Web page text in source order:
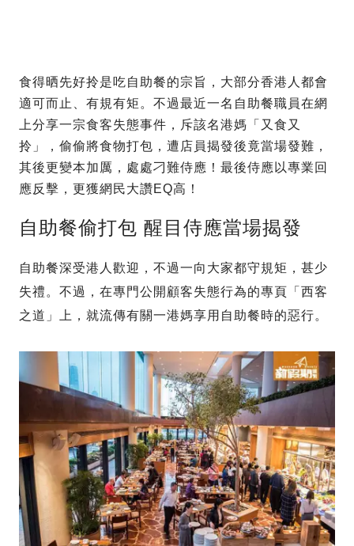
食得晒先好拎是吃自助餐的宗旨，大部分香港人都會
適可而止、有規有矩。不過最近一名自助餐職員在網
上分享一宗食客失態事件，斥該名港媽「又食又
拎」，偷偷將食物打包，遭店員揭發後竟當場發難，
其後更變本加厲，處處刁難侍應！最後侍應以專業回
應反擊，更獲網民大讚EQ高！
自助餐偷打包 醒目侍應當場揭發
自助餐深受港人歡迎，不過一向大家都守規矩，甚少
失禮。不過，在專門公開顧客失態行為的專頁「西客
之道」上，就流傳有關一港媽享用自助餐時的惡行。